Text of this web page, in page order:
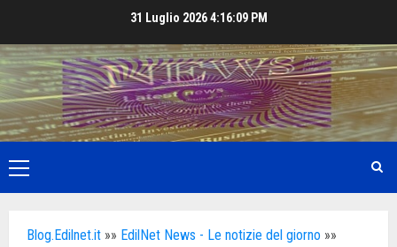
content
31 Luglio 20264:16:10 PM
Primary
Menu
Blog.Edilnet.it »» EdilNet News - Le notizie del giorno »»